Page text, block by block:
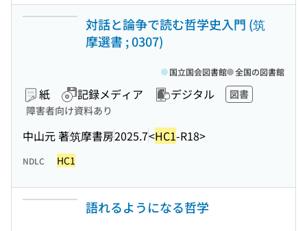
対話と論争で読む哲学史入門 (筑
摩選書 ; 0307)
紙 記録メディア デジタル
図書
障害者向け資料あり
中山元 著筑摩書房2025.7<HC1-R18>
国立国会図書館 全国の図書館
NDLC HC1
語れるようになる哲学